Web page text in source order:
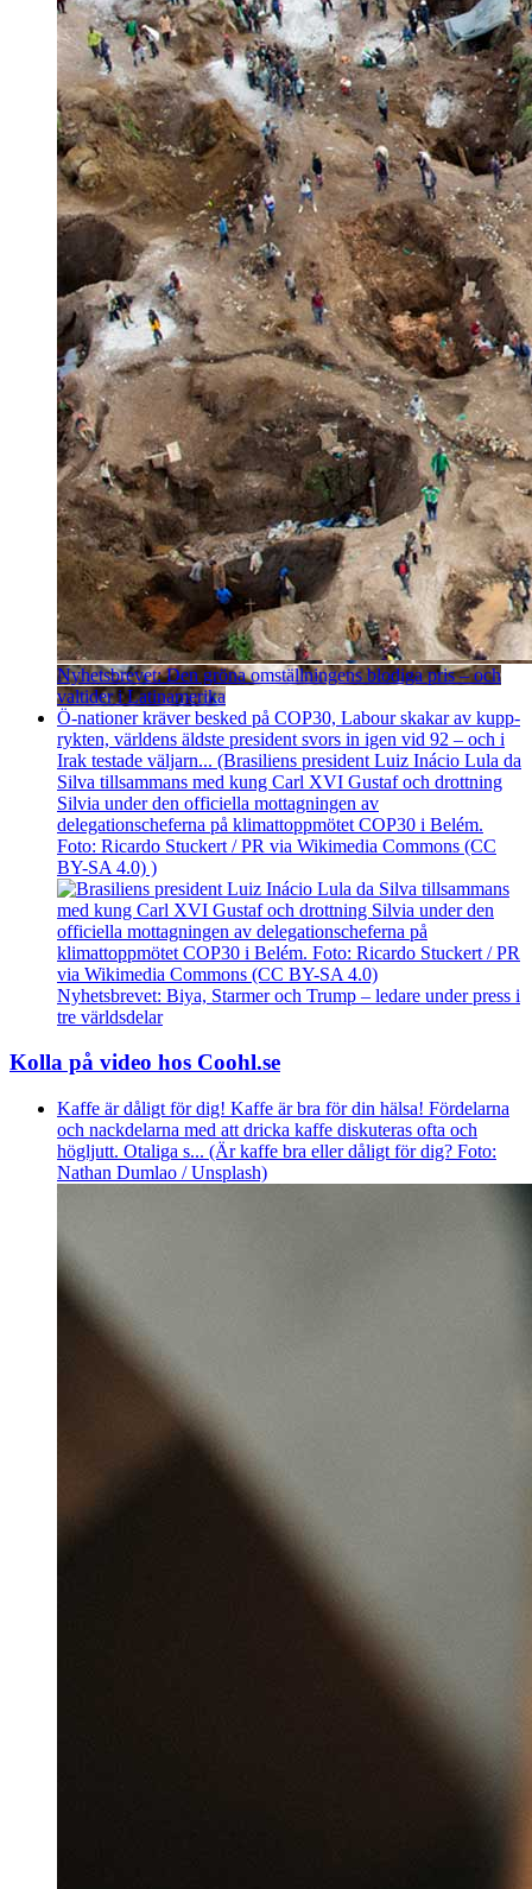
Nyhetsbrevet: Den gröna omställningens blodiga pris – och
valtider i Latinamerika
Ö-nationer kräver besked på COP30, Labour skakar av kupp­
rykten, världens äldste president svors in igen vid 92 – och i
Irak testade väljarn... (Brasiliens president Luiz Inácio Lula da
Silva tillsammans med kung Carl XVI Gustaf och drottning
Silvia under den officiella mottagningen av
delegationscheferna på klimattoppmötet COP30 i Belém.
Foto: Ricardo Stuckert / PR via Wikimedia Commons (CC
BY-SA 4.0) )
Nyhetsbrevet: Biya, Starmer och Trump – ledare under press i
tre världsdelar
Kolla på video hos Coohl.se
Kaffe är dåligt för dig! Kaffe är bra för din hälsa! Fördelarna
och nackdelarna med att dricka kaffe diskuteras ofta och
högljutt. Otaliga s... (Är kaffe bra eller dåligt för dig? Foto:
Nathan Dumlao / Unsplash)